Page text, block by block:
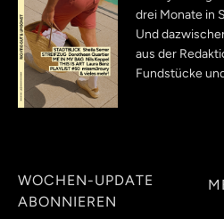
drei Monate in
Und
aus der
Fundstücke
WOCHEN-UPDATE
ABONNIEREN